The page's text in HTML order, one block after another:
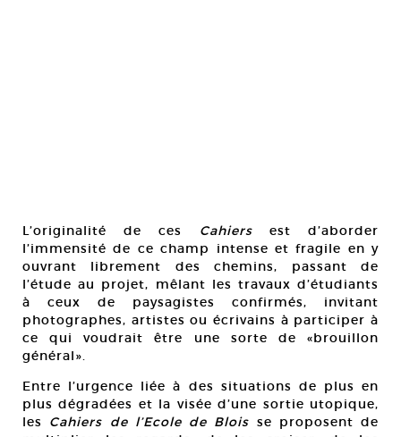
L’originalité de ces Cahiersest d’aborder
l’immensité de ce champ intense et fragile en y
ouvrant librement des chemins, passant de
l’étude au projet, mêlant les travaux d’étudiants
à ceux de paysagistes confirmés, invitant
photographes, artistes ou écrivains à participer à
ce qui voudrait être une sorte de «brouillon
général».
Entre l’urgence liée à des situations de plus en
plus dégradées et la visée d’une sortie utopique,
les Cahiers de l’Ecole de Blois se proposent de